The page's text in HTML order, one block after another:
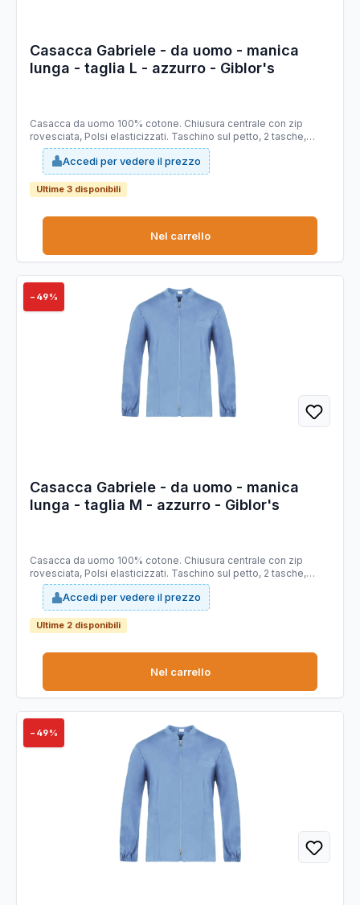
Casacca Gabriele - da uomo - manica
lunga - taglia L - azzurro - Giblor's
Casacca da uomo 100% cotone. Chiusura centrale con zip
rovesciata, Polsi elasticizzati. Taschino sul petto, 2 tasche,
Doppio cursore. Adatto per ambiente ospedaliero. Taglie
disponibili: da S - 4XL. Slim fit.
Accedi per vedere il prezzo
Ultime 3 disponibili
Nel carrello
−49%
Casacca Gabriele - da uomo - manica
lunga - taglia M - azzurro - Giblor's
Casacca da uomo 100% cotone. Chiusura centrale con zip
rovesciata, Polsi elasticizzati. Taschino sul petto, 2 tasche,
Doppio cursore. Adatto per ambiente ospedaliero. Taglie
disponibili: da S - 4XL. Slim fit.
Accedi per vedere il prezzo
Ultime 2 disponibili
Nel carrello
−49%